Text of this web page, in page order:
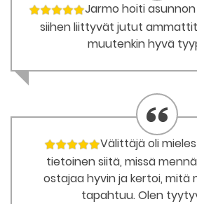
Jarmo hoiti asunnon
siihen liittyvät jutut
muutenkin hyvä
Välittäjä oli
tietoinen siitä, missä
ostajaa hyvin ja kertoi, mitä
tapahtuu. Olen